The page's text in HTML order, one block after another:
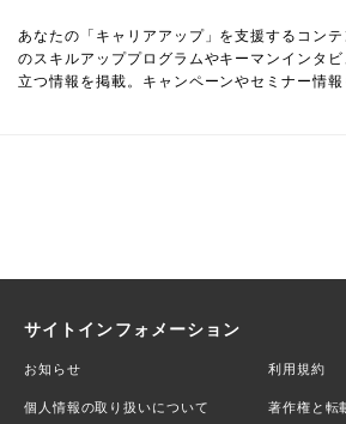
あなたの「キャリアアップ」を支援するコン
のスキルアッププログラムやキーマンインタ
立つ情報を掲載。キャンペーンやセミナー情報
サイトインフォメーション
お知らせ 利用規約
個人情報の取り扱いについて 著作権と転